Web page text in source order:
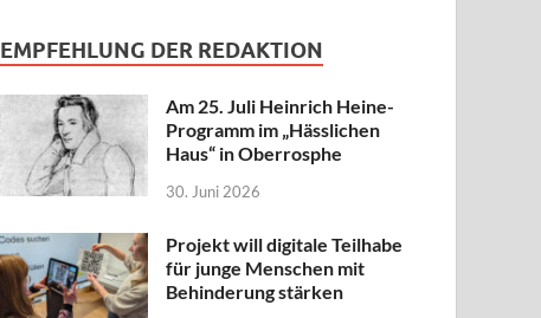
EMPFEHLUNG DER REDAKTION
Am 25. Juli Heinrich Heine-
Programm im „Hässlichen
Haus“ in Oberrosphe
30. Juni 2026
Projekt will digitale Teilhabe
für junge Menschen mit
Behinderung stärken